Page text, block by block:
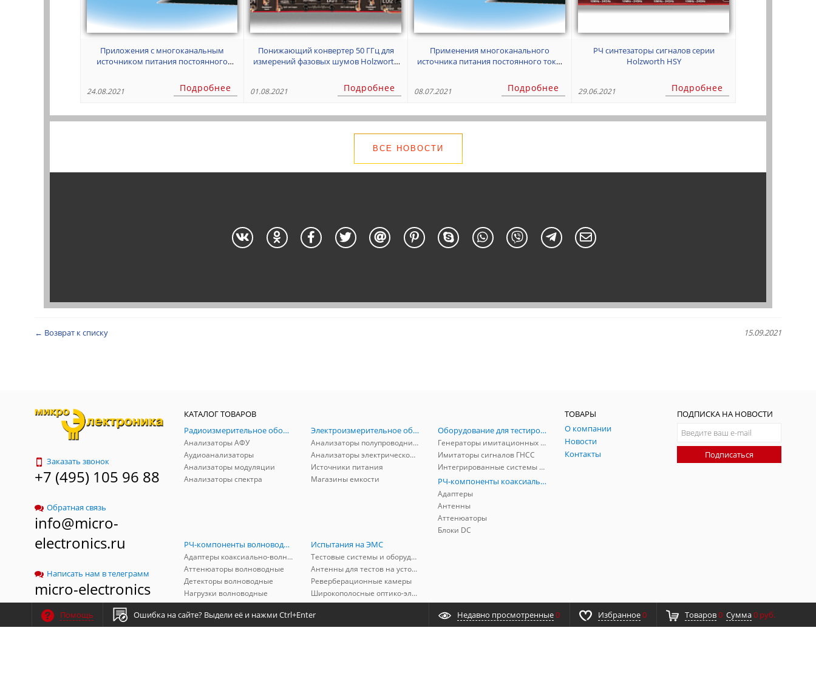
Приложения с многоканальным
источником питания постоянного
24.08.2021 Подробнее
Понижающий конвертер 50 ГГц для
измерений фазовых шумов Holzworth
01.08.2021 Подробнее
Применения многоканального
источника питания постоянного тока:
08.07.2021 Подробнее
РЧ синтезаторы сигналов серии
Holzworth HSY
29.06.2021 Подробнее
ВСЕ НОВОСТИ
← Возврат к списку 15.09.2021
Заказать звонок
+7 (495) 105 96 88
Обратная связь
info@micro-
electronics.ru
Написать нам в телеграмм
micro-electronics
КАТАЛОГ ТОВАРОВ
Радиоизмерительное оборудование
Анализаторы АФУ
Аудиоанализаторы
Анализаторы модуляции
Анализаторы спектра
Электроизмерительное оборудование
Анализаторы полупроводников
Анализаторы электрической мощности
Источники питания
Магазины емкости
Оборудование для тестирования и симуляции ГНСС
Генераторы имитационных и заградительных помех
Имитаторы сигналов ГНСС
Интегрированные системы защиты от ГНСС-помех
РЧ-компоненты коаксиальные
Адаптеры
Антенны
Аттенюаторы
Блоки DC
РЧ-компоненты волноводные
Адаптеры коаксиально-волноводные
Аттенюаторы волноводные
Детекторы волноводные
Нагрузки волноводные
Испытания на ЭМС
Тестовые системы и оборудование
Антенны для тестов на устойчивость к ЭМП
Реверберационные камеры
Широкополосные оптико-электрические линии
ТОВАРЫ
О компании
Новости
Контакты
ПОДПИСКА НА НОВОСТИ
Подписаться
Помощь Ошибка на сайте? Выдели её и нажми Ctrl+Enter Недавно просмотренные0 Избранное0 Товаров0 Сумма0 руб.